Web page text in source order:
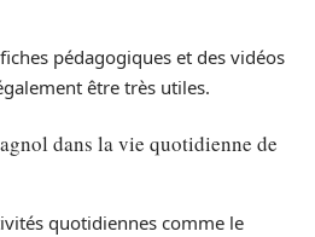
pédagogiques et des vidéos
être très utiles.
dans la vie quotidienne de
quotidiennes comme le